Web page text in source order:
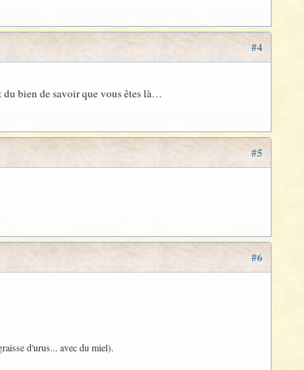
#4
bien de savoir que vous êtes là…
#5
#6
d'urus... avec du miel).